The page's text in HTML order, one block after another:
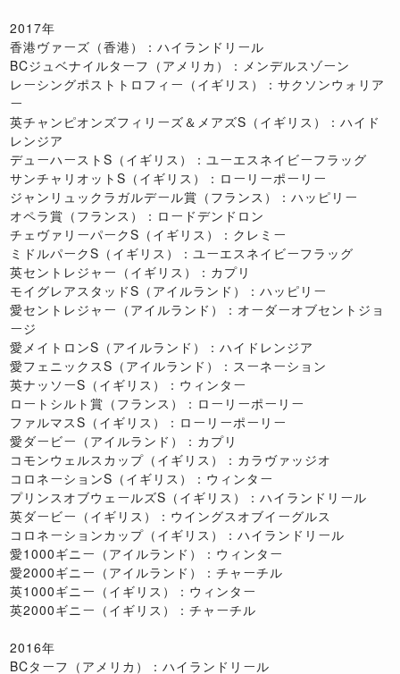
2017年
香港ヴァーズ（香港）：ハイランドリール
BCジュベナイルターフ（アメリカ）：メンデルスゾーン
レーシングポストトロフィー（イギリス）：サクソンウォリア
ー
英チャンピオンズフィリーズ＆メアズS（イギリス）：ハイド
レンジア
デューハーストS（イギリス）：ユーエスネイビーフラッグ
サンチャリオットS（イギリス）：ローリーポーリー
ジャンリュックラガルデール賞（フランス）：ハッピリー
オペラ賞（フランス）：ロードデンドロン
チェヴァリーパークS（イギリス）：クレミー
ミドルパークS（イギリス）：ユーエスネイビーフラッグ
英セントレジャー（イギリス）：カプリ
モイグレアスタッドS（アイルランド）：ハッピリー
愛セントレジャー（アイルランド）：オーダーオブセントジョ
ージ
愛メイトロンS（アイルランド）：ハイドレンジア
愛フェニックスS（アイルランド）：スーネーション
英ナッソーS（イギリス）：ウィンター
ロートシルト賞（フランス）：ローリーポーリー
ファルマスS（イギリス）：ローリーポーリー
愛ダービー（アイルランド）：カプリ
コモンウェルスカップ（イギリス）：カラヴァッジオ
コロネーションS（イギリス）：ウィンター
プリンスオブウェールズS（イギリス）：ハイランドリール
英ダービー（イギリス）：ウイングスオブイーグルス
コロネーションカップ（イギリス）：ハイランドリール
愛1000ギニー（アイルランド）：ウィンター
愛2000ギニー（アイルランド）：チャーチル
英1000ギニー（イギリス）：ウィンター
英2000ギニー（イギリス）：チャーチル
2016年
BCターフ（アメリカ）：ハイランドリール